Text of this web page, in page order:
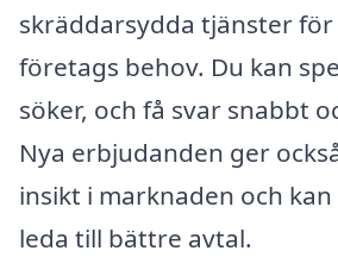
skräddarsydda tjänster
företags behov. Du kan
söker, och få svar snabbt
Nya erbjudanden ger
insikt i marknaden och
leda till bättre avtal.